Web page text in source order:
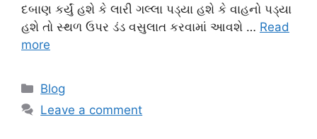
દબાણ કર્યું હશે કે લારી ગલ્લા પડ્યા હશે કે વાહનો પડ્યા
હશે તો સ્થળ ઉપર ડંડ વસુલાત કરવામાં આવશે … Read
more
Categories
Blog
Leave a comment